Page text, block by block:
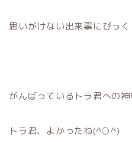
思いがけない出来事にびっ
がんばっているトラ君への神
トラ君、よかったね(^○^)